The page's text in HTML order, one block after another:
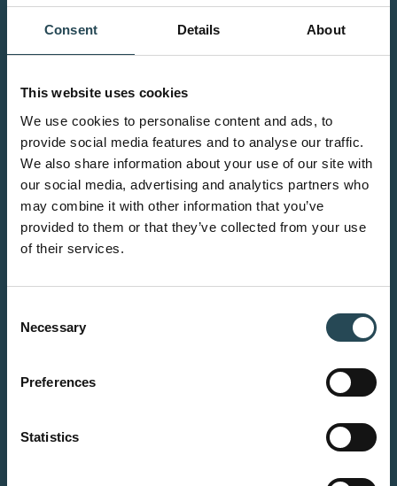
Consent Details About
This website uses cookies
We use cookies to personalise content and ads, to
provide social media features and to analyse our traffic.
We also share information about your use of our site with
our social media, advertising and analytics partners who
may combine it with other information that you’ve
provided to them or that they’ve collected from your use
of their services.
Selection
Necessary
Preferences
Statistics